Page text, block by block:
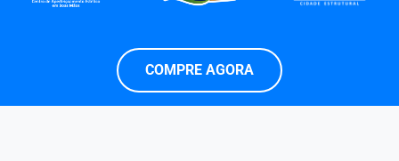
COMPRE AGORA